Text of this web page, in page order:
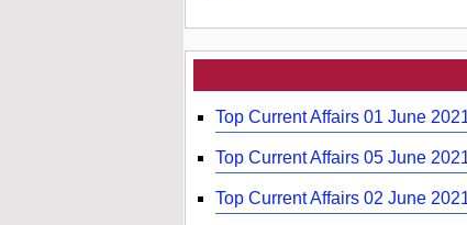
Top Current Affairs 01 June
Top Current Affairs 05 June
Top Current Affairs 02 June